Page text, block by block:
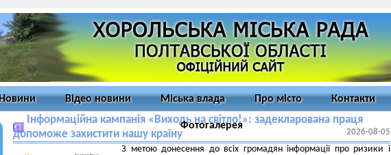
Новини Відео новини Міська влада Про місто Контакти
Фотогалерея
Інформаційна кампанія «Виходь на світло!»: задекларована праця
допоможе захистити нашу країну
2026-08-05
З метою донесення до всіх громадян інформації про ризики і